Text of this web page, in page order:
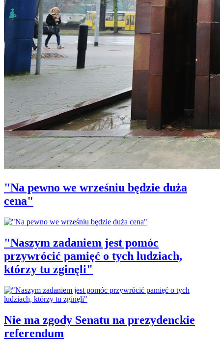
"Na pewno we wrześniu będzie duża
cena"
"Naszym zadaniem jest pomóc
przywrócić pamięć o tych ludziach,
którzy tu zginęli"
Nie ma zgody Senatu na prezydenckie
referendum